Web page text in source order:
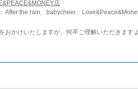
店
After the rain、babycheer、
おかけいたしますが、何卒ご理解いただきます